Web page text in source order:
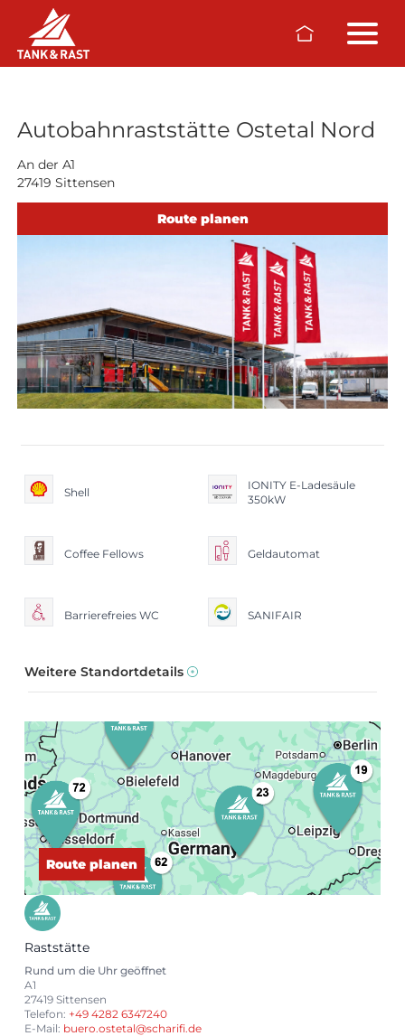
Skip to main content
Raststätten
Autobahnraststätte Ostetal Nord
An der A1
27419 Sittensen
Route planen
Shell
IONITY E-Ladesäule
350kW
Coffee Fellows Geldautomat
Barrierefreies WC SANIFAIR
Weitere Standortdetails
Route planen
Raststätte
Rund um die Uhr geöffnet
A1
27419 Sittensen
Telefon: +49 4282 6347240
E-Mail: buero.ostetal@scharifi.de